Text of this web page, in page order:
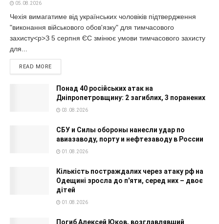
05.08.2026
Чехія вимагатиме від українських чоловіків підтвердження
"виконання військового обов'язку" для тимчасового
захисту<p>З 5 серпня ЄС змінює умови тимчасового захисту
для...
READ MORE
Понад 40 російських атак на
Дніпропетровщину: 2 загиблих, 3 поранених
03.08.2026
СБУ и Силы обороны нанесли удар по
авиазаводу, порту и нефтезаводу в России
01.08.2026
Кількість постраждалих через атаку рф на
Одещині зросла до п'яти, серед них – двоє
дітей
01.08.2026
Погиб Алексей Юков, возглавлявший